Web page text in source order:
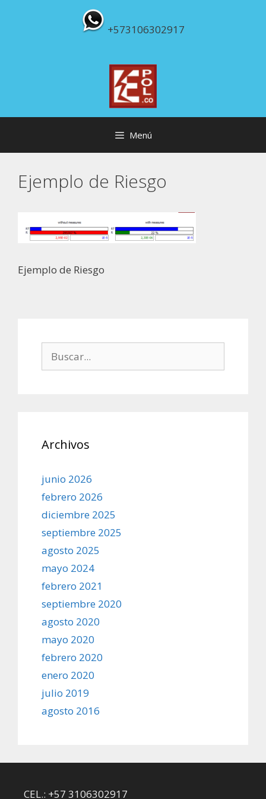
+573106302917
Menú
Ejemplo de Riesgo
Ejemplo de Riesgo
Archivos
junio 2026
febrero 2026
diciembre 2025
septiembre 2025
agosto 2025
mayo 2024
febrero 2021
septiembre 2020
agosto 2020
mayo 2020
febrero 2020
enero 2020
julio 2019
agosto 2016
CEL.: +57 3106302917